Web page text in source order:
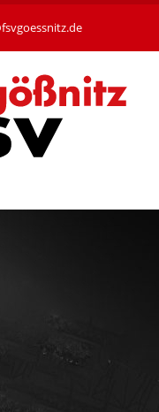
fsvgoessnitzde